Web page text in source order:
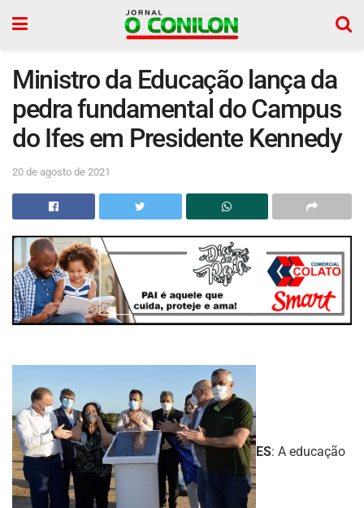
Ministro da Educação lança da
pedra fundamental do Campus
do Ifes em Presidente Kennedy
20 de agosto de 2021
ES: A educação